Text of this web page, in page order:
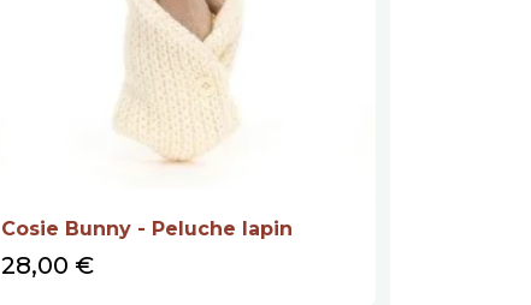
Cosie Bunny - Peluche lapin
Prix
28,00 €